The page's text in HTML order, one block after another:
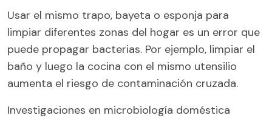
Usar el mismo trapo, bayeta o esponja para
limpiar diferentes zonas del hogar es un error que
puede propagar bacterias. Por ejemplo, limpiar el
baño y luego la cocina con el mismo utensilio
aumenta el riesgo de contaminación cruzada.
Investigaciones en microbiología doméstica